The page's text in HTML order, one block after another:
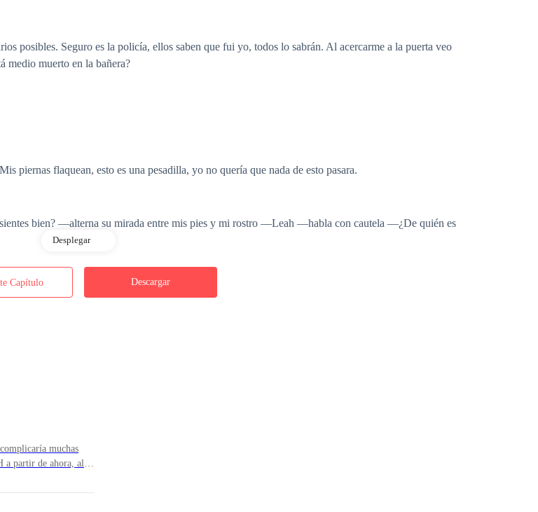
posibles. Seguro es la policía, ellos saben que fui yo, todos lo sabrán. Al acercarme a la puerta veo
medio muerto en la bañera?
piernas flaquean, esto es una pesadilla, yo no quería que nada de esto pasara.
bien? —alterna su mirada entre mis pies y mi rostro —Leah —habla con cautela —¿De quién es
mi voz suene firme, ahora tiene más sentido, no es Adrián quien está frente a mí, sino su gemelo,
al menos así entenderás por qué hice lo que hice.
Desplegar
Capítulo Descargar
muchas
a partir de ahora, al
Harry, ambos saben